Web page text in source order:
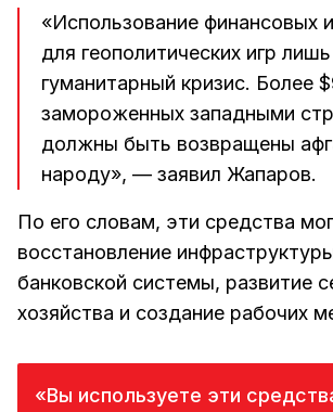
«Использование финансовых
для геополитических игр
гуманитарный кризис. Более
замороженных западными
должны быть возвращены
народу», — заявил Жапаров.
По его словам, эти средства
восстановление
банковской системы, развитие
хозяйства и создание рабочих
«Вы используете эти